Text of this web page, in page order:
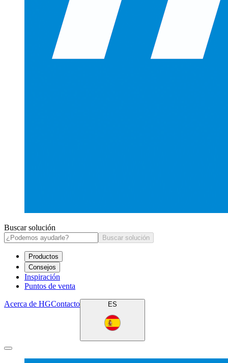
Buscar solución
Buscar solución
Productos
Consejos
Inspiración
Puntos de venta
Acerca de HGContacto ES